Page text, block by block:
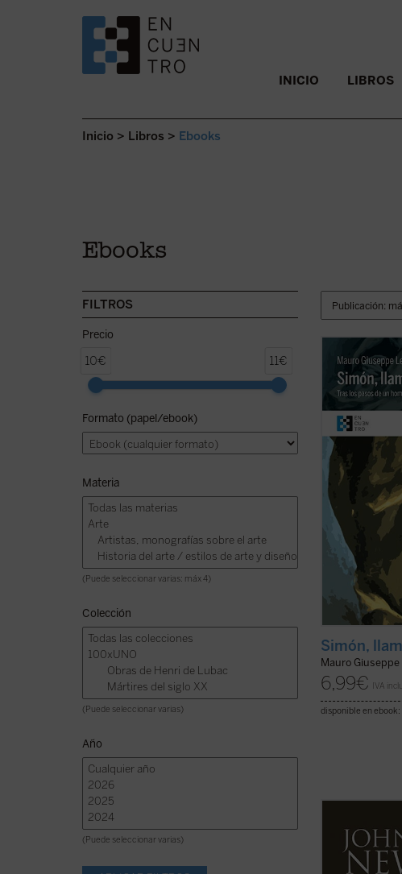
SALTAR AL CONTENIDO. INICIO LIBROS
Inicio > Libros > Ebooks
Ebooks
FILTROS
Precio
10€ 11€
Formato (papel/ebook)
Materia
(Puede seleccionar varias: máx 4)
Colección
(Puede seleccionar varias)
Año
(Puede seleccionar varias)
«Antes de
tener toda su
su familia, la
pequeño
todo era
miles de
...
Simón,
Mauro Giuseppe
6,99€ IVA
disponible en ebook:
textos
de los
formaron